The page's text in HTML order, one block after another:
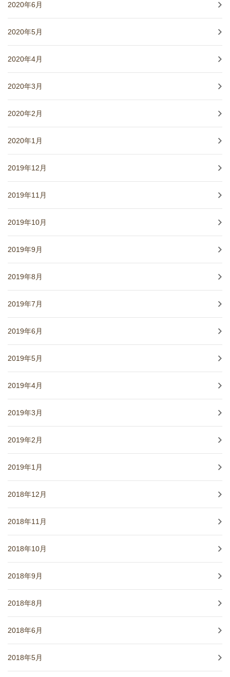
2020年6月
2020年5月
2020年4月
2020年3月
2020年2月
2020年1月
2019年12月
2019年11月
2019年10月
2019年9月
2019年8月
2019年7月
2019年6月
2019年5月
2019年4月
2019年3月
2019年2月
2019年1月
2018年12月
2018年11月
2018年10月
2018年9月
2018年8月
2018年6月
2018年5月